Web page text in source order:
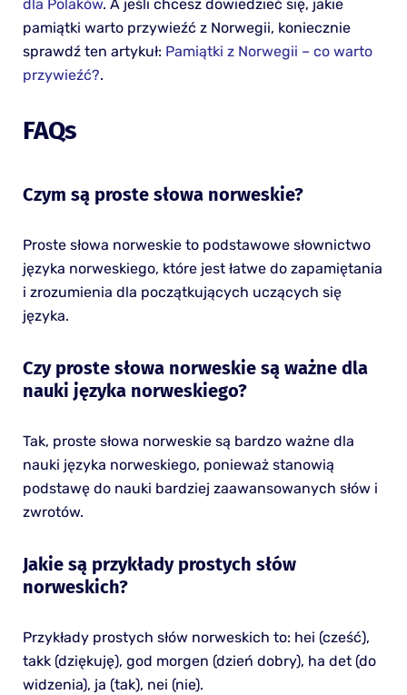
dla Polaków. A jeśli chcesz dowiedzieć się, jakie
pamiątki warto przywieźć z Norwegii, koniecznie
sprawdź ten artykuł: Pamiątki z Norwegii – co warto
przywieźć?.
FAQs
Czym są proste słowa norweskie?
Proste słowa norweskie to podstawowe słownictwo
języka norweskiego, które jest łatwe do zapamiętania
i zrozumienia dla początkujących uczących się
języka.
Czy proste słowa norweskie są ważne dla
nauki języka norweskiego?
Tak, proste słowa norweskie są bardzo ważne dla
nauki języka norweskiego, ponieważ stanowią
podstawę do nauki bardziej zaawansowanych słów i
zwrotów.
Jakie są przykłady prostych słów
norweskich?
Przykłady prostych słów norweskich to: hei (cześć),
takk (dziękuję), god morgen (dzień dobry), ha det (do
widzenia), ja (tak), nei (nie).